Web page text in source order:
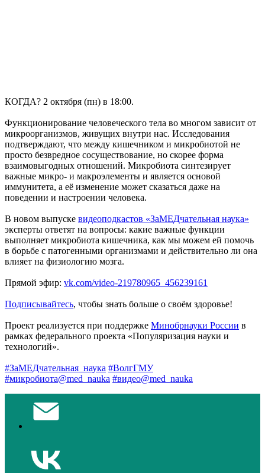
КОГДА? 2 октября (пн) в 18:00.
Функционирование человеческого тела во многом зависит от
микроорганизмов, живущих внутри нас. Исследования
подтверждают, что между кишечником и микробиотой не
просто безвредное сосуществование, но скорее форма
взаимовыгодных отношений. Микробиота синтезирует
важные микро- и макроэлементы и является основой
иммунитета, а её изменение может сказаться даже на
поведении и настроении человека.
В новом выпуске видеоподкастов «ЗаМЕДчательная наука»
эксперты ответят на вопросы: какие важные функции
выполняет микробиота кишечника, как мы можем ей помочь
в борьбе с патогенными организмами и действительно ли она
влияет на физиологию мозга.
Прямой эфир: vk.com/video-219780965_456239161
Подписывайтесь, чтобы знать больше о своём здоровье!
Проект реализуется при поддержке Минобрнауки России в
рамках федерального проекта «Популяризация науки и
технологий».
#ЗаМЕДчательная_наука #ВолгГМУ
#микробиота@med_nauka #видео@med_nauka